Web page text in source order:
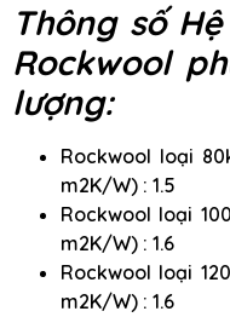
Thông số
Rockwool
lượng:
Rockwool loại
m2K/W) : 1.5
Rockwool loại
m2K/W) : 1.6
Rockwool loại
m2K/W) : 1.6